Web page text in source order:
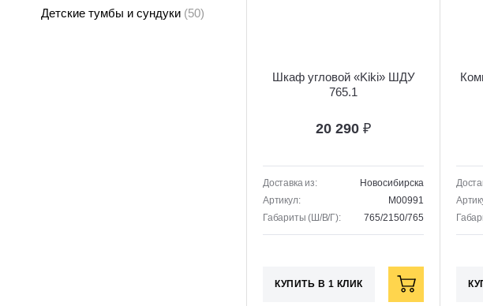
Детские тумбы и сундуки (50)
Шкаф угловой «Kiki» ШДУ
765.1
20 290 ₽
Доставка из:
Новосибирска
Артикул:
M00991
Габариты (Ш/В/Г):
765/2150/765
КУПИТЬ В 1 КЛИК